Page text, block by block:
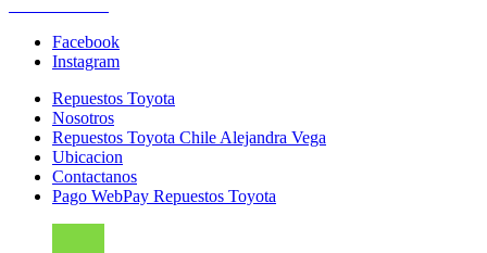
Facebook
Instagram
Repuestos Toyota
Nosotros
Repuestos Toyota Chile Alejandra Vega
Ubicacion
Contactanos
Pago WebPay Repuestos Toyota